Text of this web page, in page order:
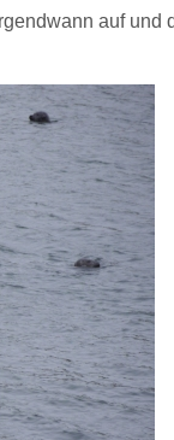
auf und